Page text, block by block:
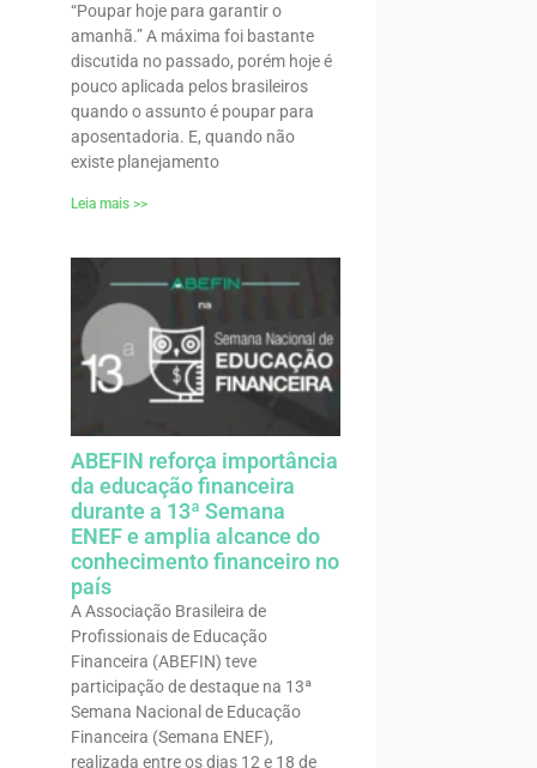
“Poupar hoje para garantir o
amanhã.” A máxima foi bastante
discutida no passado, porém hoje é
pouco aplicada pelos brasileiros
quando o assunto é poupar para
aposentadoria. E, quando não
existe planejamento
Leia mais >>
ABEFIN reforça importância
da educação financeira
durante a 13ª Semana
ENEF e amplia alcance do
conhecimento financeiro no
país
A Associação Brasileira de
Profissionais de Educação
Financeira (ABEFIN) teve
participação de destaque na 13ª
Semana Nacional de Educação
Financeira (Semana ENEF),
realizada entre os dias 12 e 18 de